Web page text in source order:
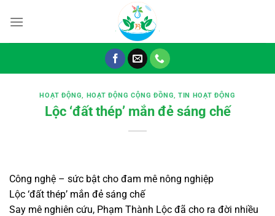
đến
HOẠT ĐỘNG, HOẠT ĐỘNG CỘNG ĐỒNG,TIN HOẠT ĐỘNG
Lộc ‘đất thép’ mắn đẻ sáng chế
Công nghệ – sức bật cho đam mê nông nghiệp
Lộc ‘đất thép’ mắn đẻ sáng chế
Say mê nghiên cứu, Phạm Thành Lộc đã cho ra đời nhiều